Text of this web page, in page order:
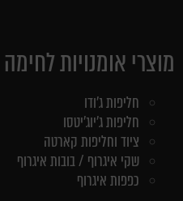
מוצרי אומנויות לחימה
חליפות ג'ודו
חליפות ג'יוג'יטסו
ציוד וחליפות קארטה
שקי איגרוף / בובות איגרוף
כפפות איגרוף